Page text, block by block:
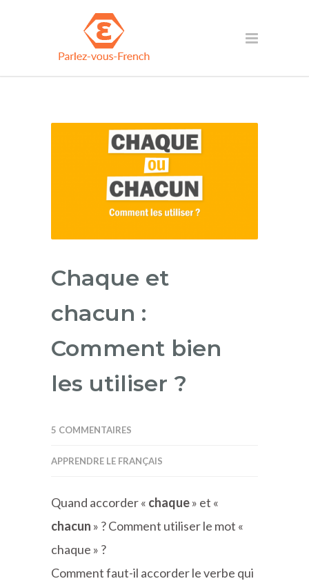
Chaque et
chacun :
Comment bien
les utiliser ?
5 COMMENTAIRES
APPRENDRE LE FRANÇAIS
Quand accorder « chaque» et «
chacun » ? Comment utiliser le mot «
chaque » ?
Comment faut-il accorder le verbe qui